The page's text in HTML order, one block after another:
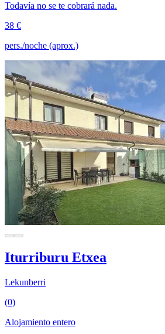
Todavía no se te cobrará nada.
38 €
pers./noche (aprox.)
Iturriburu Etxea
Lekunberri
(0)
Alojamiento entero